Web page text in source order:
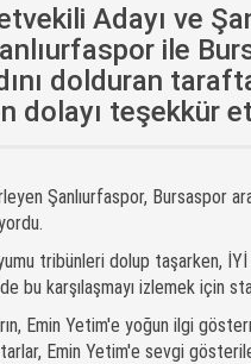
Adayı ve
ile
dolduran
dolayı teşekkür
Şanlıurfaspor, Bursaspor
tribünleri dolup taşarken,
bu karşılaşmayı izlemek için
Emin Yetim'e yoğun ilgi
Emin Yetim'e sevgi